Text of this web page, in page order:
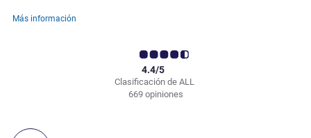
Más información
Clasificación de ALL
4.4/5
669 opiniones